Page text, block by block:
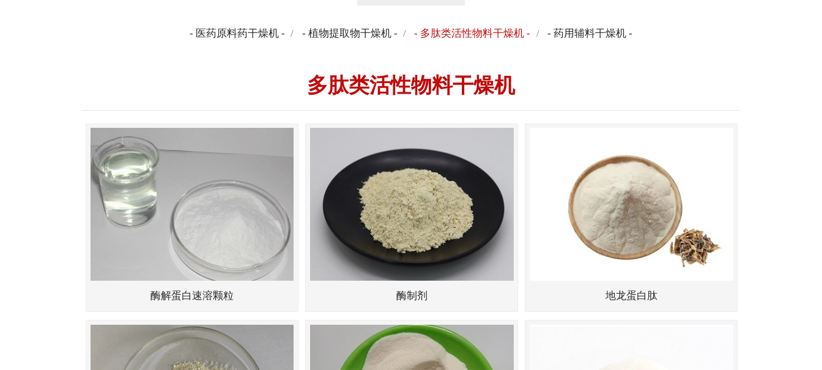
- 医药原料药干燥机 - / - 植物提取物干燥机 - / - 多肽类活性物料干燥机 - / - 药用辅料干燥机 -
多肽类活性物料干燥机
酶解蛋白速溶颗粒 酶制剂 地龙蛋白肽